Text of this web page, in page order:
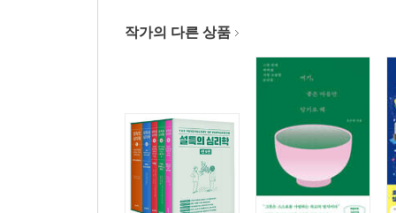
작가의 다른 상품